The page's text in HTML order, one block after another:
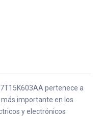
pertenece a
más importante en los
y electrónicos